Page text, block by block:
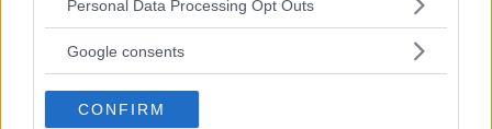
not limited to your visit or usage behaviour. You may click to
use your data for below specified purposes in below Google
consent section.
Personal Data Processing Opt Outs
Google consents
CONFIRM